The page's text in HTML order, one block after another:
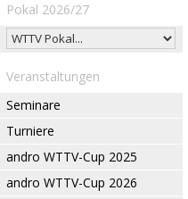
Pokal 2026/27
Veranstaltungen
Seminare
Turniere
andro WTTV-Cup 2025
andro WTTV-Cup 2026